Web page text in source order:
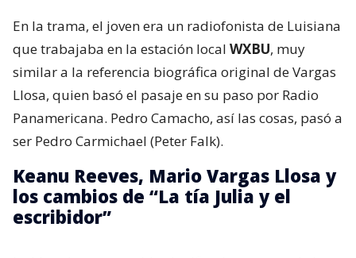
En la trama, el joven era un radiofonista de Luisiana
que trabajaba en la estación local WXBU, muy
similar a la referencia biográfica original de Vargas
Llosa, quien basó el pasaje en su paso por Radio
Panamericana. Pedro Camacho, así las cosas, pasó a
ser Pedro Carmichael (Peter Falk).
Keanu Reeves, Mario Vargas Llosa y
los cambios de “La tía Julia y el
escribidor”